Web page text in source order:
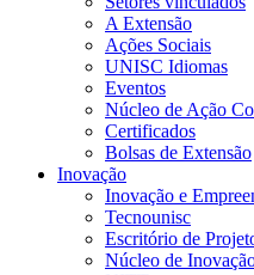
A Extensão
Ações Sociais
UNISC Idiomas
Eventos
Núcleo de Ação
Certificados
Bolsas de Extensão
Inovação
Inovação e
Tecnounisc
Escritório de
Núcleo de